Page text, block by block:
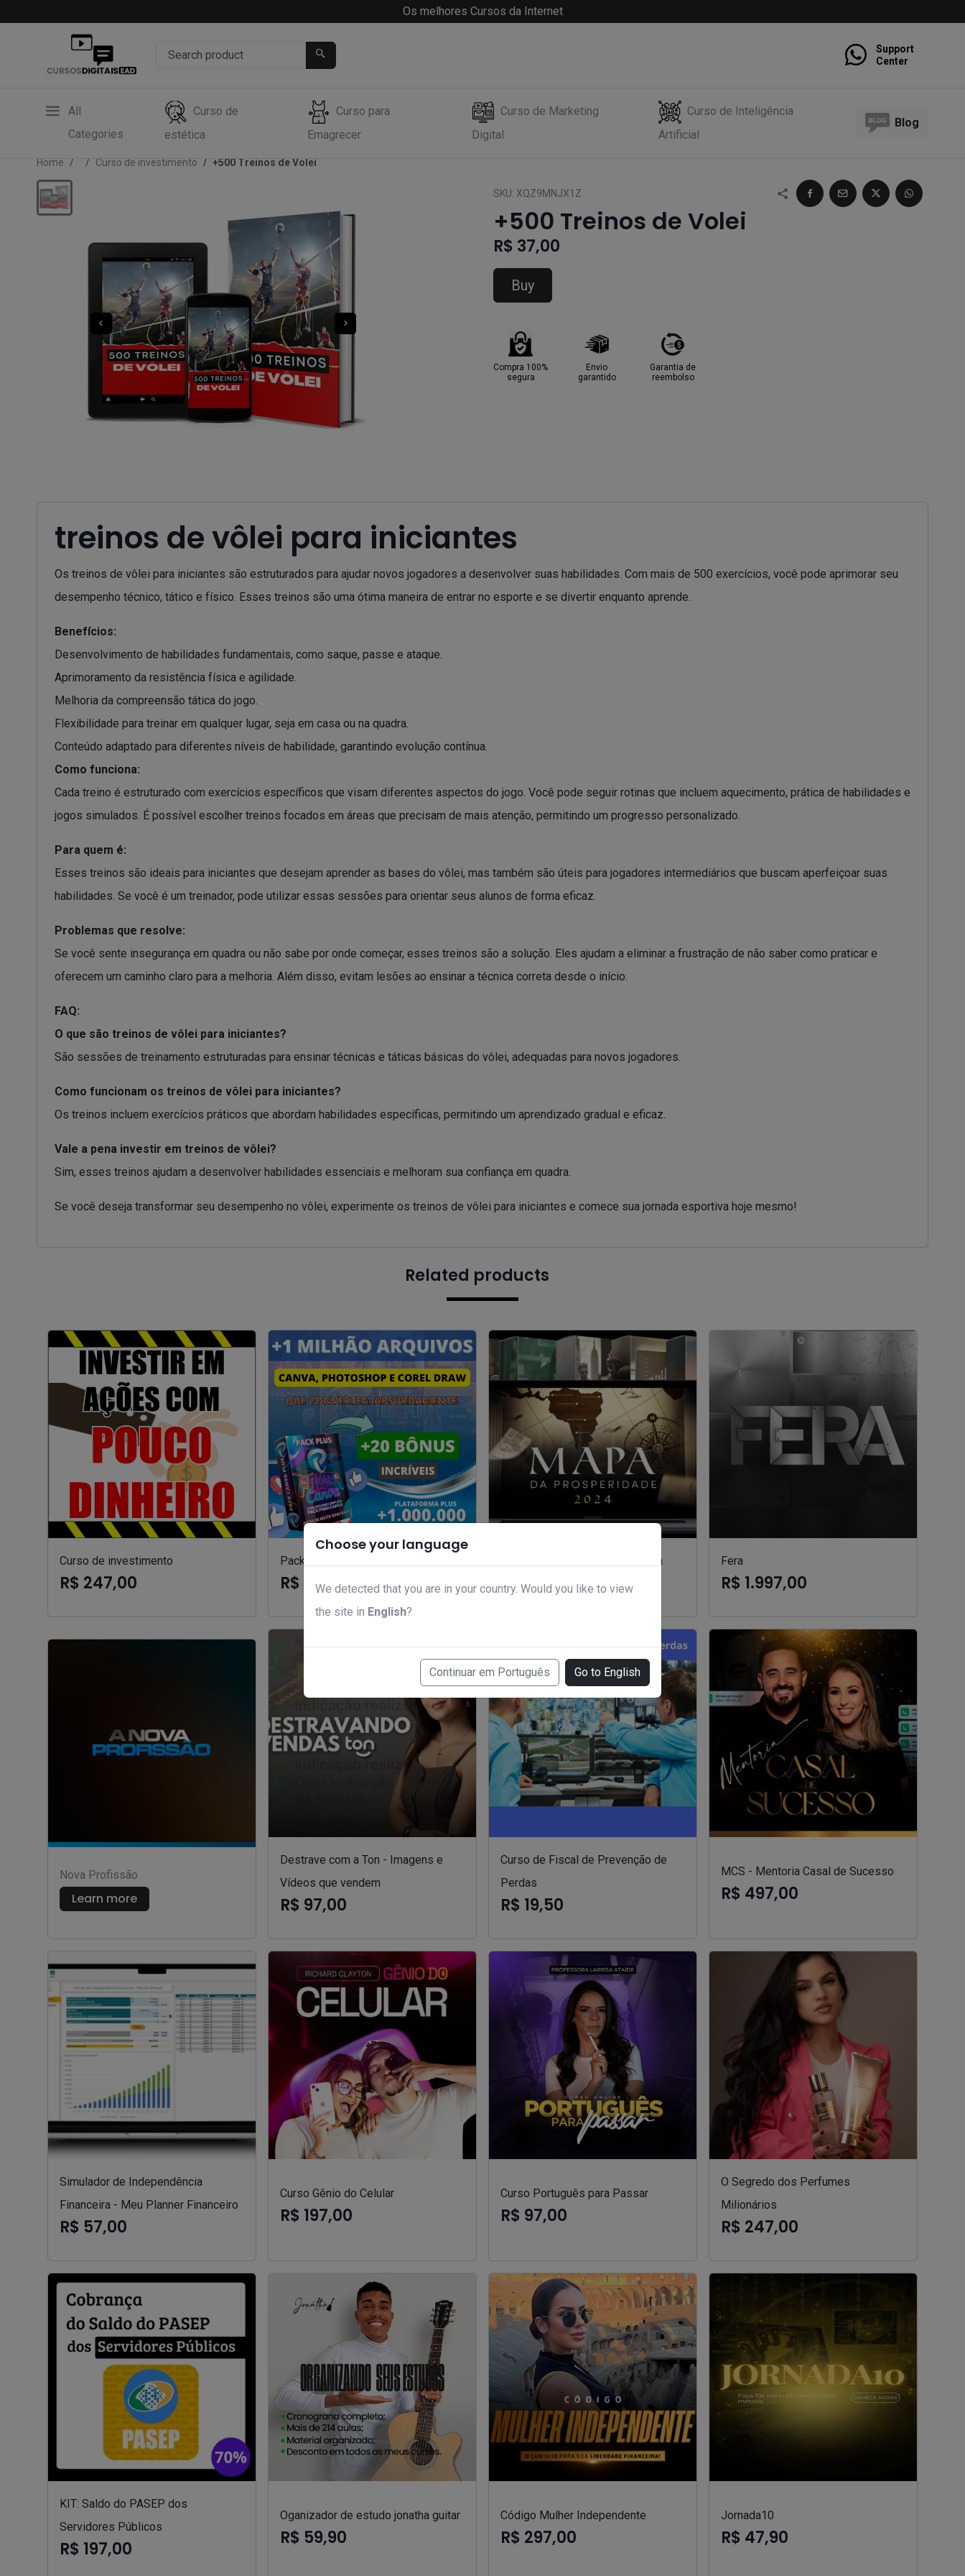
Choose your language
We detected that you are in your country. Would you like to view
the site in English?
Continuar em Português Go to English
Os melhores Cursos da Internet
Support
Center
All
Categories
Curso de
estética
Curso para
Emagrecer
Curso de Marketing
Digital
Curso de Inteligência
Artificial
Blog
Home Curso de investimento +500 Treinos de Volei
SKU: XQZ9MNJX1Z
+500 Treinos de Volei
R$ 37,00
Buy
Compra 100%
segura
Envio
garantido
Garantia de
reembolso
treinos de vôlei para iniciantes
Os treinos de vôlei para iniciantes são estruturados para ajudar novos jogadores a desenvolver suas habilidades. Com mais de 500 exercícios, você pode aprimorar seu
desempenho técnico, tático e físico. Esses treinos são uma ótima maneira de entrar no esporte e se divertir enquanto aprende.
Benefícios:
Desenvolvimento de habilidades fundamentais, como saque, passe e ataque.
Aprimoramento da resistência física e agilidade.
Melhoria da compreensão tática do jogo.
Flexibilidade para treinar em qualquer lugar, seja em casa ou na quadra.
Conteúdo adaptado para diferentes níveis de habilidade, garantindo evolução contínua.
Como funciona:
Cada treino é estruturado com exercícios específicos que visam diferentes aspectos do jogo. Você pode seguir rotinas que incluem aquecimento, prática de habilidades e
jogos simulados. É possível escolher treinos focados em áreas que precisam de mais atenção, permitindo um progresso personalizado.
Para quem é:
Esses treinos são ideais para iniciantes que desejam aprender as bases do vôlei, mas também são úteis para jogadores intermediários que buscam aperfeiçoar suas
habilidades. Se você é um treinador, pode utilizar essas sessões para orientar seus alunos de forma eficaz.
Problemas que resolve:
Se você sente insegurança em quadra ou não sabe por onde começar, esses treinos são a solução. Eles ajudam a eliminar a frustração de não saber como praticar e
oferecem um caminho claro para a melhoria. Além disso, evitam lesões ao ensinar a técnica correta desde o início.
FAQ:
O que são treinos de vôlei para iniciantes?
São sessões de treinamento estruturadas para ensinar técnicas e táticas básicas do vôlei, adequadas para novos jogadores.
Como funcionam os treinos de vôlei para iniciantes?
Os treinos incluem exercícios práticos que abordam habilidades específicas, permitindo um aprendizado gradual e eficaz.
Vale a pena investir em treinos de vôlei?
Sim, esses treinos ajudam a desenvolver habilidades essenciais e melhoram sua confiança em quadra.
Se você deseja transformar seu desempenho no vôlei, experimente os treinos de vôlei para iniciantes e comece sua jornada esportiva hoje mesmo!
Related products
Curso de investimento
R$ 247,00
Pack canva marketing digital
R$ 97,00
Mapa da Prosperidade Mentoria
R$ 39,00
Fera
R$ 1.997,00
Nova Profissão
Learn more
Destrave com a Ton - Imagens e
Vídeos que vendem
R$ 97,00
Curso de Fiscal de Prevenção de
Perdas
R$ 19,50
MCS - Mentoria Casal de Sucesso
R$ 497,00
Simulador de Independência
Financeira - Meu Planner Financeiro
R$ 57,00
Curso Gênio do Celular
R$ 197,00
Curso Português para Passar
R$ 97,00
O Segredo dos Perfumes
Milionários
R$ 247,00
KIT: Saldo do PASEP dos
Servidores Públicos
R$ 197,00
Oganizador de estudo jonatha guitar
R$ 59,90
Código Mulher Independente
R$ 297,00
Jornada10
R$ 47,90